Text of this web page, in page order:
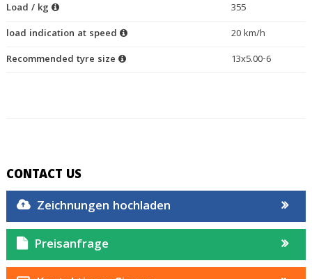
Load / kg
355
load indication at speed
20 km/h
Recommended tyre size
13x5.00-6
CONTACT US
Zeichnungen hochladen
Preisanfrage